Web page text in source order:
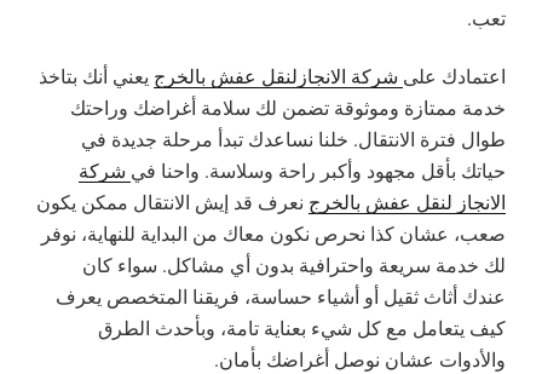
تعب.
اعتمادك على شركة الانجازلنقل عفش بالخرج يعني أنك بتاخذ
خدمة ممتازة وموثوقة تضمن لك سلامة أغراضك وراحتك
طوال فترة الانتقال. خلنا نساعدك تبدأ مرحلة جديدة في
حياتك بأقل مجهود وأكبر راحة وسلاسة. واحنا في شركة
الانجاز لنقل عفش بالخرج نعرف قد إيش الانتقال ممكن يكون
صعب، عشان كذا نحرص نكون معاك من البداية للنهاية، نوفر
لك خدمة سريعة واحترافية بدون أي مشاكل. سواء كان
عندك أثاث ثقيل أو أشياء حساسة، فريقنا المتخصص يعرف
كيف يتعامل مع كل شيء بعناية تامة، وبأحدث الطرق
والأدوات عشان نوصل أغراضك بأمان.